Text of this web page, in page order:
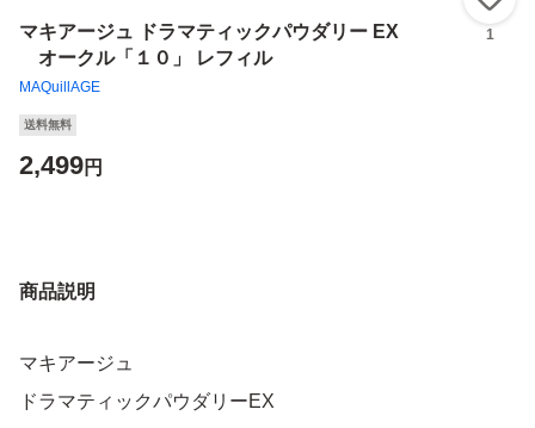
マキアージュ ドラマティックパウダリー EX
オークル「１０」 レフィル
MAQuillAGE
1
送料無料
2,499円
商品説明
マキアージュ
ドラマティックパウダリーEX